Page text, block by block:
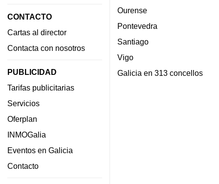
CONTACTO
Cartas al director
Contacta con nosotros
PUBLICIDAD
Tarifas publicitarias
Servicios
Oferplan
INMOGalia
Eventos en Galicia
Contacto
Ourense
Pontevedra
Santiago
Vigo
Galicia en 313 concellos